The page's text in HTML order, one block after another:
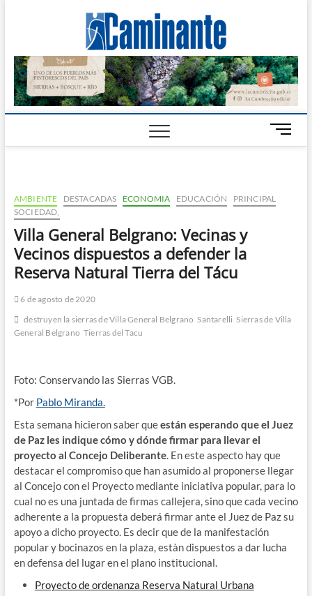
Digital
CALAMUCHITA
B
o
d
AMBIENTE DESTACADAS ECONOMIA EDUCACIÓN
PRINCIPAL
SOCIEDAD,
Villa General Belgrano: Vecinas y
Vecinos dispuestos a defender la
Reserva Natural Tierra del Tácu
6 de agosto de 2020
destruyen la sierras de Villa General Belgrano Santarelli Sierras de Villa
General Belgrano Tierras del Tacu
Foto: Conservando las Sierras VGB.
*Por Pablo Miranda.
Esta semana hicieron saber queestán esperando que el Juez
de Paz les indique cómo y dónde firmar para llevar el
proyecto al Concejo Deliberante. En este aspecto hay que
destacar el compromiso que han asumido al proponerse llegar
al Concejo con el Proyecto mediante iniciativa popular, para lo
cual no es una juntada de firmas callejera, sino que cada vecino
adherente a la propuesta deberá firmar ante el Juez de Paz su
apoyo a dicho proyecto. Es decir que de la manifestación
popular y bocinazos en la plaza, estàn dispuestos a dar lucha
en defensa del lugar en el plano institucional.
Proyecto de ordenanza Reserva Natural Urbana